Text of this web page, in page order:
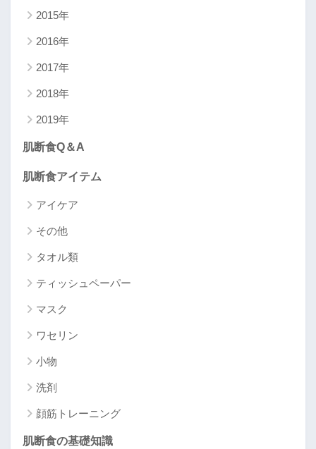
2015年
2016年
2017年
2018年
2019年
肌断食Q＆A
肌断食アイテム
アイケア
その他
タオル類
ティッシュペーパー
マスク
ワセリン
小物
洗剤
顔筋トレーニング
肌断食の基礎知識